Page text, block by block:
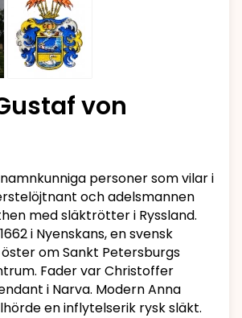
von
personer som vilar i
och adelsmannen
med släktrötter i Ryssland.
i Nyenskans, en svensk
om Sankt Petersburgs
Fader var Christoffer
i Narva. Modern Anna
en inflytelserik rysk släkt.